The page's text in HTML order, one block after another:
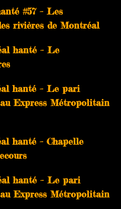
#57 – Les
rivières de Montréal
hanté – Le
hanté – Le pari
Express Métropolitain
hanté – Chapelle
hanté – Le pari
Express Métropolitain